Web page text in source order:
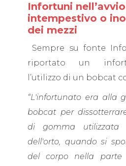
Infortuni nell’avvio
intempestivo o
dei mezzi
Sempre su fonte
riportato un
l’utilizzo di un bobcat
“L'infortunato era alla
bobcat per
di gomma utilizzata
dell'orto, quando si
del corpo nella parte